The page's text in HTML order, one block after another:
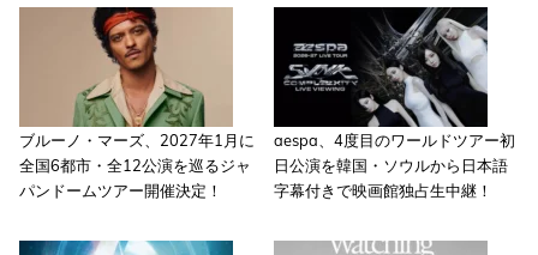
ブルーノ・マーズ、2027年1月に
全国6都市・全12公演を巡るジャ
パンドームツアー開催決定！
aespa、4度目のワールドツアー初
日公演を韓国・ソウルから日本語
字幕付きで映画館独占生中継！